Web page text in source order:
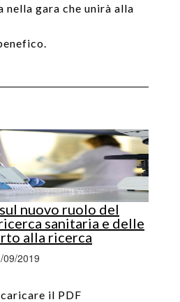
nella gara che unirà alla
nuovo ruolo del
sanitaria e delle
alla ricerca
09/2019
il PDF